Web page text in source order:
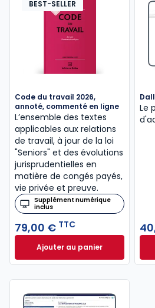
BEST-SELLER
Code du travail 2026,
annoté, commenté en ligne
L’ensemble des textes
applicables aux relations
de travail, à jour de la loi
"Seniors" et des évolutions
jurisprudentielles en
matière de congés payés,
vie privée et preuve.
Supplément numérique
inclus
79,00 € TTC
Ajouter au panierCode du travail 2026,
Le